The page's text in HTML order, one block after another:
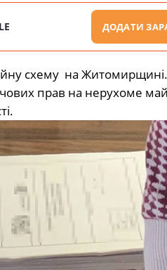
ДОДАТИ
схему на
прав на нерухоме